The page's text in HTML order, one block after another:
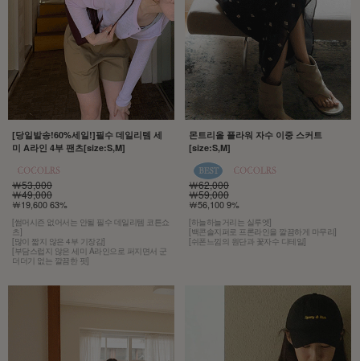
[당일발송!60%세일!]필수 데일리템 세
미 A라인 4부 팬츠[size:S,M]
￦53,000
￦49,000
￦19,600 63%
[썸머시즌 없어서는 안될 필수 데일리템 코튼쇼
츠]
[많이 짧지 않은 4부 기장감]
[부담스럽지 않은 세미 A라인으로 퍼지면서 군
더더기 없는 깔끔한 핏]
몬트리올 플라워 자수 이중 스커트
[size:S,M]
￦62,000
￦59,000
￦56,100 9%
[하늘하늘거리는 실루엣]
[백콘솔지퍼로 프론라인을 깔끔하게 마무리]
[쉬폰느낌의 원단과 꽃자수 디테일]